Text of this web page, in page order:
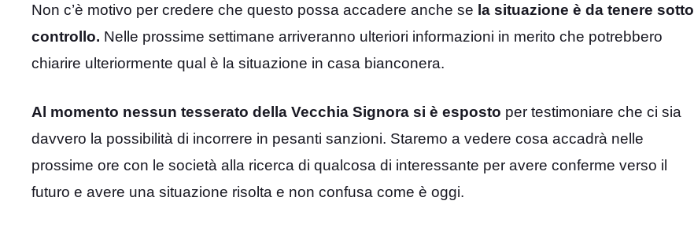
Non c’è motivo per credere che questo possa accadere anche se la situazione è da tenere sotto
controllo. Nelle prossime settimane arriveranno ulteriori informazioni in merito che potrebbero
chiarire ulteriormente qual è la situazione in casa bianconera.
Al momento nessun tesserato della Vecchia Signora si è esposto per testimoniare che ci sia
davvero la possibilità di incorrere in pesanti sanzioni. Staremo a vedere cosa accadrà nelle
prossime ore con le società alla ricerca di qualcosa di interessante per avere conferme verso il
futuro e avere una situazione risolta e non confusa come è oggi.